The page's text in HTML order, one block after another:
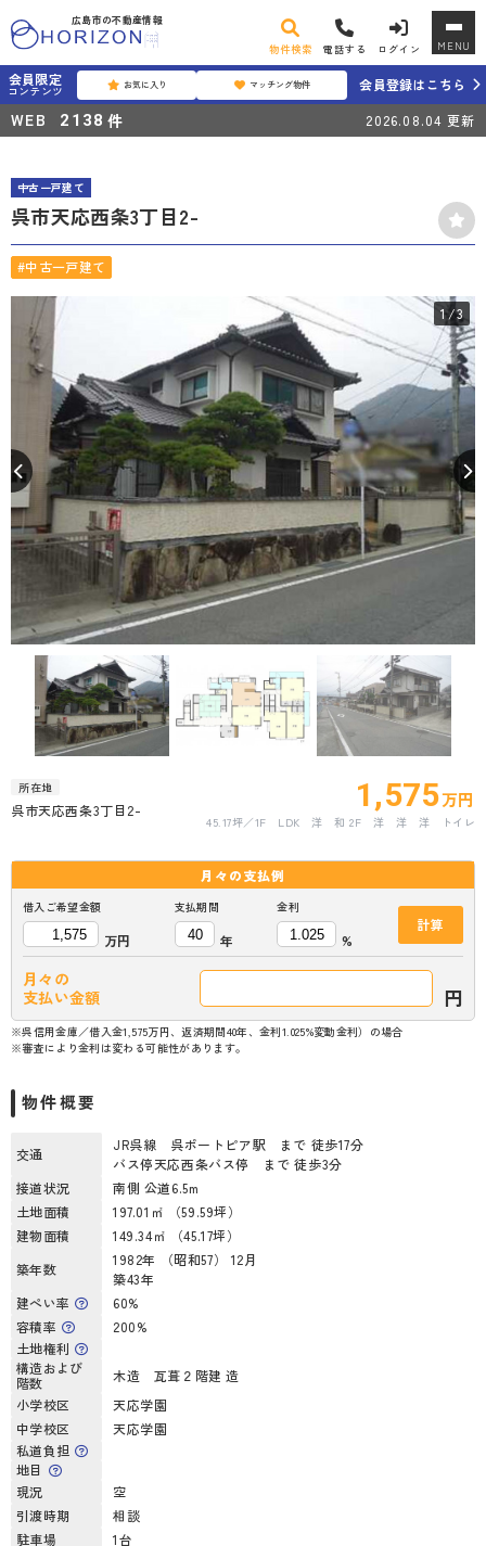
広島市の不動産情報
物件検索 電話する ログイン MENU
会員限定
コンテンツ お気に入り マッチング物件 会員登録はこちら
WEB 2138 件 2026.08.04 更新
中古一戸建て
呉市天応西条3丁目2-
#中古一戸建て
1/3
所在地
呉市天応西条3丁目2- 1,575万円
45.17坪 1F LDK 洋 和 2F 洋 洋 洋 トイレ
月々の支払例
借入ご希望金額
万円
支払期間
年
金利
%
計算
月々の
支払い金額
円
※呉信用金庫／借入金1,575万円、返済期間40年、金利1.025%変動金利）の場合
※審査により金利は変わる可能性があります。
物件概要
交通
JR呉線 呉ポートピア駅 まで 徒歩17分
バス停天応西条バス停 まで 徒歩3分
接道状況
南側 公道6.5m
土地面積
197.01㎡ （59.59坪）
建物面積
149.34㎡ （45.17坪）
築年数
1982年 （昭和57） 12月
築43年
建ぺい率
60%
容積率
200%
土地権利
構造および
階数
木造 瓦葺２階建 造
小学校区
天応学園
中学校区
天応学園
私道負担
地目
現況
空
引渡時期
相談
駐車場
1台